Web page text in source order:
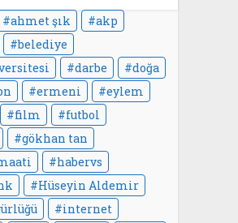
ahmet şık
akp
belediye
darbe
doğa
ermeni
eylem
film
futbol
gökhan tan
habervs
Hüseyin Aldemir
internet